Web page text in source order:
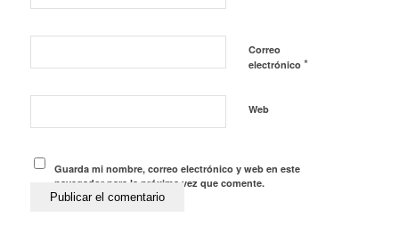
Correo
electrónico *
Web
Guarda mi nombre, correo electrónico y web en este
navegador para la próxima vez que comente.